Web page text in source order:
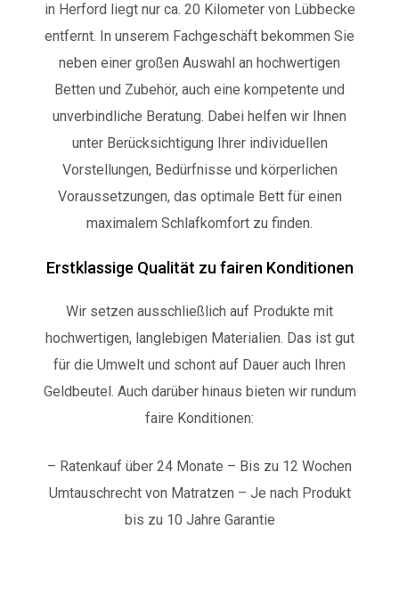
in Herford liegt nur ca. 20 Kilometer von Lübbecke
entfernt. In unserem Fachgeschäft bekommen Sie
neben einer großen Auswahl an hochwertigen
Betten und Zubehör, auch eine kompetente und
unverbindliche Beratung. Dabei helfen wir Ihnen
unter Berücksichtigung Ihrer individuellen
Vorstellungen, Bedürfnisse und körperlichen
Voraussetzungen, das optimale Bett für einen
maximalem Schlafkomfort zu finden.
Erstklassige Qualität zu fairen Konditionen
Wir setzen ausschließlich auf Produkte mit
hochwertigen, langlebigen Materialien. Das ist gut
für die Umwelt und schont auf Dauer auch Ihren
Geldbeutel. Auch darüber hinaus bieten wir rundum
faire Konditionen:
– Ratenkauf über 24 Monate – Bis zu 12 Wochen
Umtauschrecht von Matratzen – Je nach Produkt
bis zu 10 Jahre Garantie